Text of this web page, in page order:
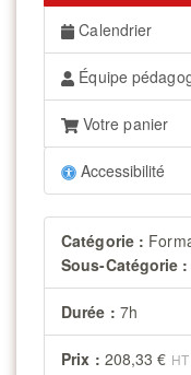
Calendrier
Équipe
Votre panier
Accessibilité
Catégorie :
Sous-Catégorie :
Durée : 7h
Prix : 208,33 € HT